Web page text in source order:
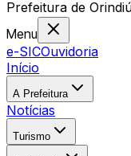
Prefeitura de
Menu
e-SICOuvidoria
Início
A Prefeitura
Notícias
Turismo